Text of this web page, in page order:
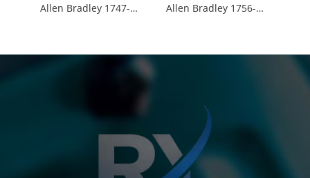
Allen Bradley 1747-M13 Allen Bradley 1756-M02AE